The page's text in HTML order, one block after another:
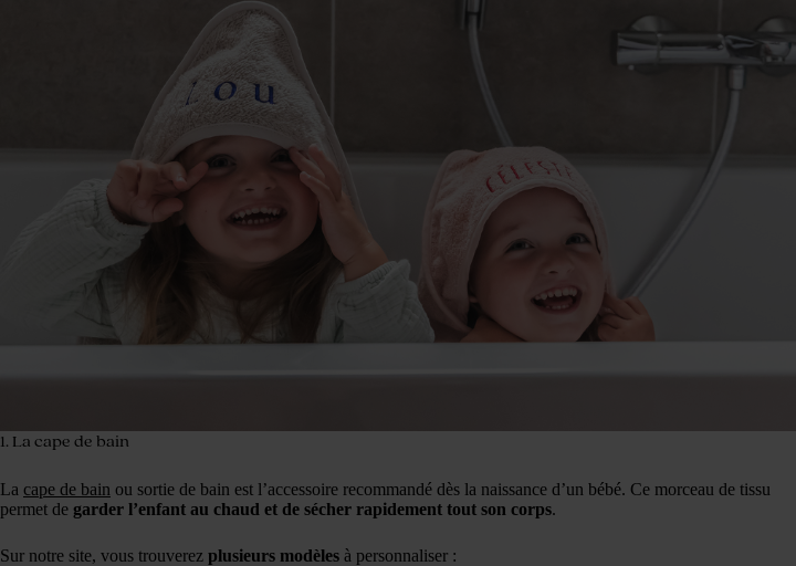
1. La cape de bain
La cape de bain ou sortie de bain est l’accessoire recommandé dès la naissance d’un bébé. Ce morceau de tissu
permet de garder l’enfant au chaud et de sécher rapidement tout son corps.
Sur notre site, vous trouverez plusieurs modèles à personnaliser :